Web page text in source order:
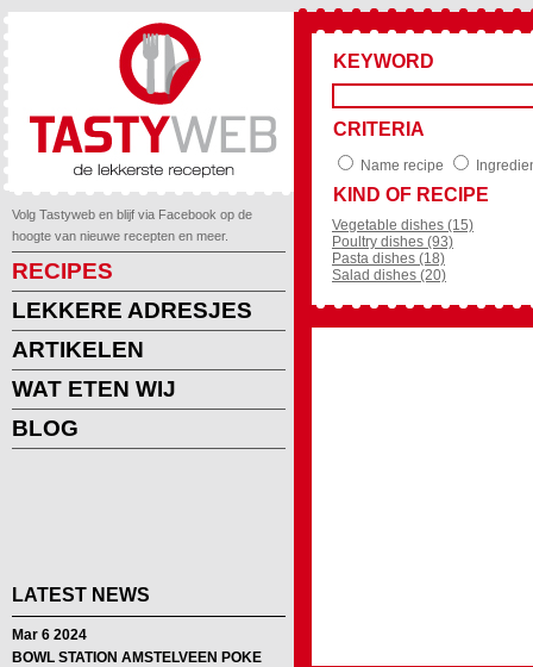
Volg Tastyweb en blijf via Facebook op de
hoogte van nieuwe recepten en meer.
RECIPES
LEKKERE ADRESJES
ARTIKELEN
WAT ETEN WIJ
BLOG
LATEST NEWS
Mar 6 2024
BOWL STATION AMSTELVEEN POKE
KEYWORD
CRITERIA
Name recipe
KIND OF RECIPE
Vegetable dishes (15)
Poultry dishes (93)
Pasta dishes (18)
Salad dishes (20)